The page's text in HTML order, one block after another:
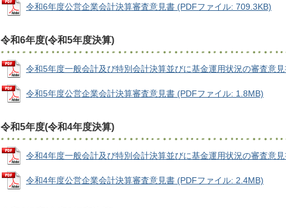
令和6年度公営企業会計決算審査意見書 (PDFファイル: 709.3KB)
令和6年度(令和5年度決算)
令和5年度一般会計及び特別会計決算並びに基金運用状況の審査意
令和5年度公営企業会計決算審査意見書 (PDFファイル: 1.8MB)
令和5年度(令和4年度決算)
令和4年度一般会計及び特別会計決算並びに基金運用状況の審査意
令和4年度公営企業会計決算審査意見書 (PDFファイル: 2.4MB)